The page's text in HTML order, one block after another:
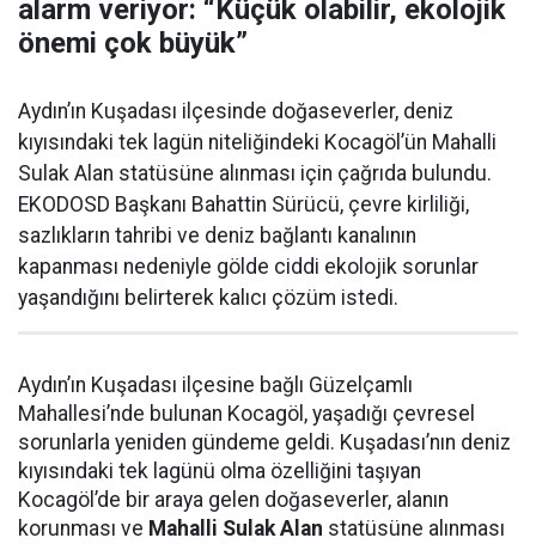
alarm veriyor: “Küçük olabilir, ekolojik
önemi çok büyük”
Aydın’ın Kuşadası ilçesinde doğaseverler, deniz
kıyısındaki tek lagün niteliğindeki Kocagöl’ün Mahalli
Sulak Alan statüsüne alınması için çağrıda bulundu.
EKODOSD Başkanı Bahattin Sürücü, çevre kirliliği,
sazlıkların tahribi ve deniz bağlantı kanalının
kapanması nedeniyle gölde ciddi ekolojik sorunlar
yaşandığını belirterek kalıcı çözüm istedi.
Aydın’ın Kuşadası ilçesine bağlı Güzelçamlı
Mahallesi’nde bulunan Kocagöl, yaşadığı çevresel
sorunlarla yeniden gündeme geldi. Kuşadası’nın deniz
kıyısındaki tek lagünü olma özelliğini taşıyan
Kocagöl’de bir araya gelen doğaseverler, alanın
korunması ve Mahalli Sulak Alan statüsüne alınması